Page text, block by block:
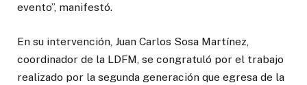
evento”, manifestó.
En su intervención, Juan Carlos Sosa Martínez,
coordinador de la LDFM, se congratuló por el trabajo
realizado por la segunda generación que egresa de la